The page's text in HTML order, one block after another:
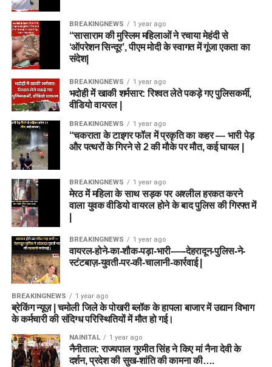
BREAKINGNEWS 1 year ago
“सासाराम की मुस्लिम महिलाओं ने रचाया मेहंदी से
‘ऑपरेशन सिन्दूर’, पीएम मोदी के स्वागत में गूंजा एकता का
संदेश|
BREAKINGNEWS 1 year ago
भदोही में खाकी शर्मसार: रिश्वत लेते पकड़े गए पुलिसकर्मी,
वीडियो वायरल |
BREAKINGNEWS 1 year ago
“चकराता के टाइगर फॉल में प्रकृति का कहर — भारी पेड़
और पत्थरों के गिरने से 2 की मौके पर मौत, कई घायल |
BREAKINGNEWS 1 year ago
मेरठ में महिला के साथ सड़क पर अश्लील हरकत करने
वाला युवक वीडियो वायरल होने के बाद पुलिस की गिरफ्त में
BREAKINGNEWS 1 year ago
वायरल-होने-का-शौक-पड़ा-भारी-—-देहरादून-पुलिस-ने-
स्टंटबाज़-युवती-पर-की-चालानी-कार्रवाई |
BREAKINGNEWS 1 year ago
ब्रेकिंग न्यूज़ | चमोली जिले के पोखरी ब्लॉक के हापला बाजार में उद्यान विभाग
के कर्मचारी की संदिग्ध परिस्थितियों में मौत हो गई।
NAINITAL 1 year ago
नैनीताल: राज्यपाल गुरमीत सिंह ने किए मां नैना देवी के
दर्शन, प्रदेश की सुख-शांति की कामना की….